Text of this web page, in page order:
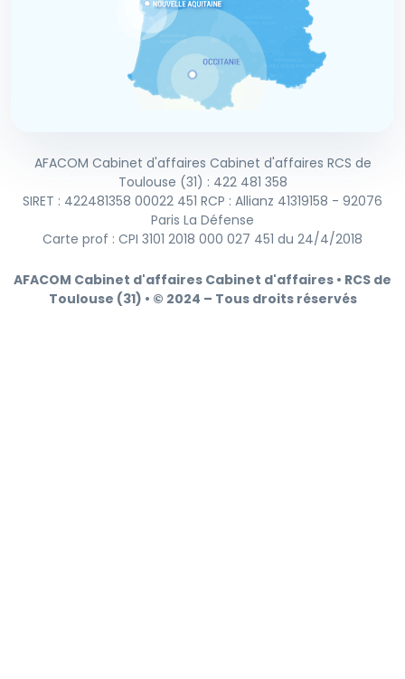
AFACOM Cabinet d'affaires Cabinet d'affaires RCS de
Toulouse (31) : 422 481 358
SIRET : 422481358 00022 451 RCP : Allianz 41319158 - 92076
Paris La Défense
Carte prof : CPI 3101 2018 000 027 451 du 24/4/2018
AFACOM Cabinet d'affaires Cabinet d'affaires • RCS de
Toulouse (31) • © 2024 – Tous droits réservés